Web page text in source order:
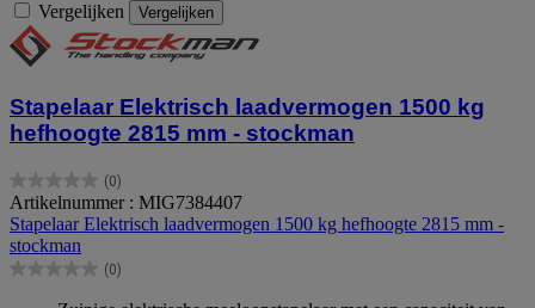
Vergelijken Vergelijken
Stapelaar Elektrisch laadvermogen 1500 kg
hefhoogte 2815 mm - stockman
(0)
0.0
van
de
5
sterren.
Artikelnummer : MIG7384407
Stapelaar Elektrisch laadvermogen 1500 kg hefhoogte 2815 mm -
stockman
(0)
0.0